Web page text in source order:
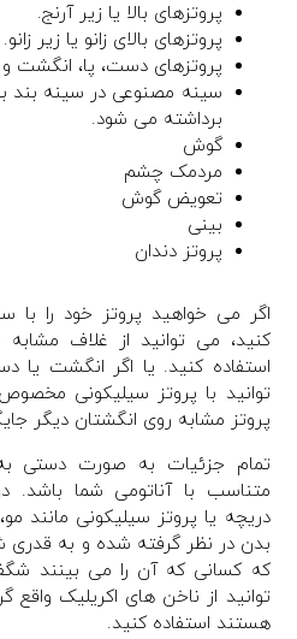
پروتزهای بالا یا زیر آرنج.
پروتزهای بالای زانو یا زیر زانو.
پروتزهای دست، پا، انگشت
سینه مصنوعی در سینه بند
برداشته می شود.
گوش
مردمک چشم
تعویض گوش
بینی
پروتز دندان
اگر می خواهید پروتز خود را با
کنید، می توانید از غلاف
استفاده کنید. یا اگر انگشت یا
توانید با پروتز سیلیکونی
پروتز مشابه روی انگشتان دیگر
تمام جزئیات به صورت دستی
متناسب با آناتومی شما باشد.
دریچه یا پروتز سیلیکونی مانند
بدن در نظر گرفته شده و به
که کسانی که آن را می بینند
توانید از ناخن های اکریلیک واقع
هستند استفاده کنید.